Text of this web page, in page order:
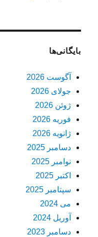
بایگانی‌ها
آگوست 2026
جولای 2026
ژوئن 2026
فوریه 2026
ژانویه 2026
دسامبر 2025
نوامبر 2025
اکتبر 2025
سپتامبر 2025
می 2024
آوریل 2024
دسامبر 2023